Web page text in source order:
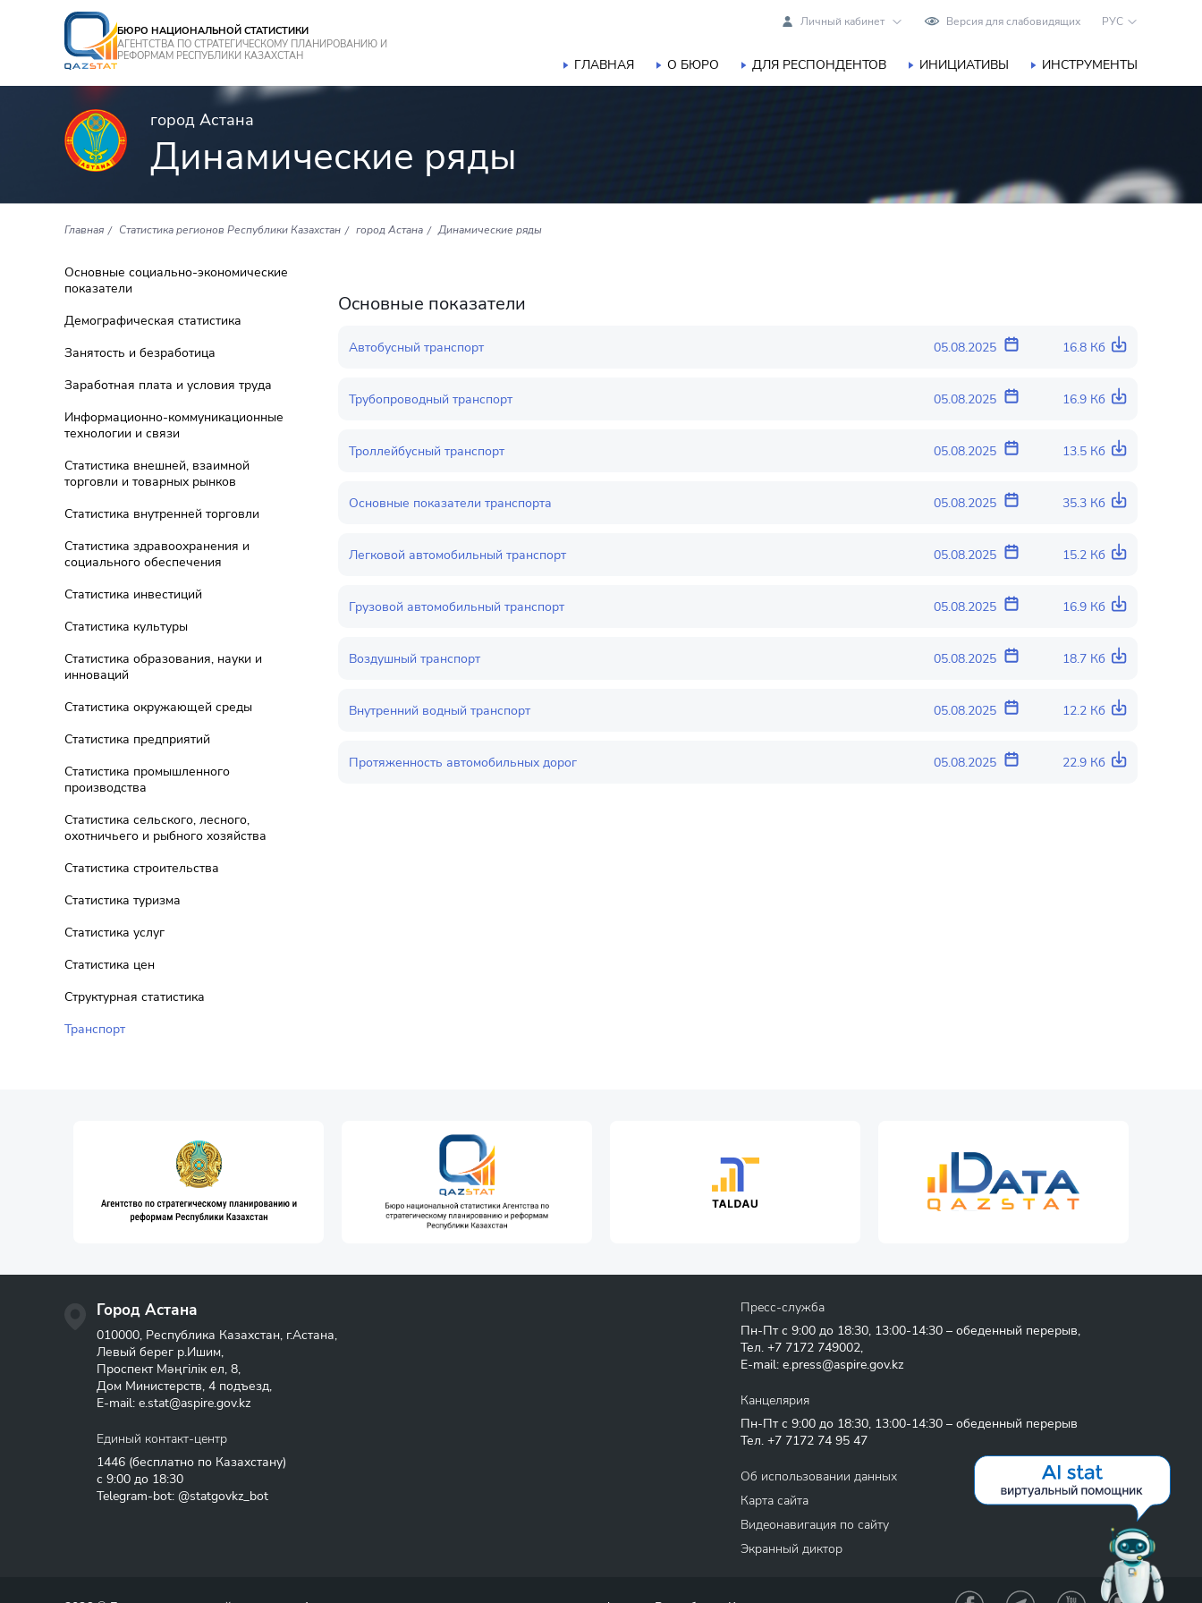
БЮРО НАЦИОНАЛЬНОЙ СТАТИСТИКИ
АГЕНТСТВА ПО СТРАТЕГИЧЕСКОМУ ПЛАНИРОВАНИЮ И
РЕФОРМАМ РЕСПУБЛИКИ КАЗАХСТАН
Личный кабинет Версия для слабовидящих РУС
ГЛАВНАЯ О БЮРО ДЛЯ РЕСПОНДЕНТОВ ИНИЦИАТИВЫ ИНСТРУМЕНТЫ
город Астана
Динамические ряды
Главная Статистика регионов Республики Казахстан город Астана Динамические ряды
Основные социально-экономические
показатели
Демографическая статистика
Занятость и безработица
Заработная плата и условия труда
Информационно-коммуникационные
технологии и связи
Статистика внешней, взаимной
торговли и товарных рынков
Статистика внутренней торговли
Статистика здравоохранения и
социального обеспечения
Статистика инвестиций
Статистика культуры
Статистика образования, науки и
инноваций
Статистика окружающей среды
Статистика предприятий
Статистика промышленного
производства
Статистика сельского, лесного,
охотничьего и рыбного хозяйства
Статистика строительства
Статистика туризма
Статистика услуг
Статистика цен
Структурная статистика
Транспорт
Основные показатели
Автобусный транспорт 05.08.2025 16.8 Кб
Трубопроводный транспорт 05.08.2025 16.9 Кб
Троллейбусный транспорт 05.08.2025 13.5 Кб
Основные показатели транспорта 05.08.2025 35.3 Кб
Легковой автомобильный транспорт 05.08.2025 15.2 Кб
Грузовой автомобильный транспорт 05.08.2025 16.9 Кб
Воздушный транспорт 05.08.2025 18.7 Кб
Внутренний водный транспорт 05.08.2025 12.2 Кб
Протяженность автомобильных дорог 05.08.2025 22.9 Кб
Город Астана
010000, Республика Казахстан, г.Астана,
Левый берег р.Ишим,
Проспект Мәңгілік ел, 8,
Дом Министерств, 4 подъезд,
E-mail: e.stat@aspire.gov.kz
Единый контакт-центр
1446 (бесплатно по Казахстану)
с 9:00 до 18:30
Telegram-bot: @statgovkz_bot
Пресс-служба
Пн-Пт с 9:00 до 18:30, 13:00-14:30 – обеденный перерыв,
Тел. +7 7172 749002,
E-mail: e.press@aspire.gov.kz
Канцелярия
Пн-Пт с 9:00 до 18:30, 13:00-14:30 – обеденный перерыв
Тел. +7 7172 74 95 47
Об использовании данных
Карта сайта
Видеонавигация по сайту
Экранный диктор